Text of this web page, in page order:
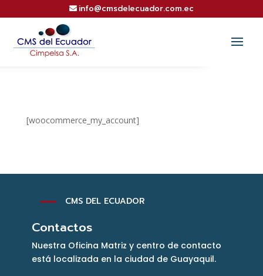
info@cmsdelecuador.com.ec
[woocommerce_my_account]
K CMS DEL ECUADOR
Contactos
Nuestra Oficina Matriz y centro de contacto
está localizada en la ciudad de Guayaquil.